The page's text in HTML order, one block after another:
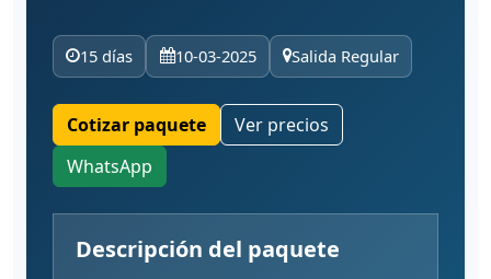
15 días 10-03-2025 Salida Regular
Cotizar paquete
Ver precios
WhatsApp
Descripción del paquete